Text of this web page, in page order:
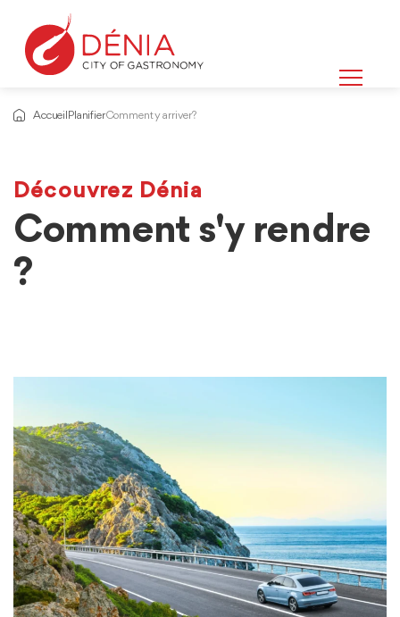
Accueil PlanifierComment y arriver?
Découvrez Dénia
Comment s'y rendre
?